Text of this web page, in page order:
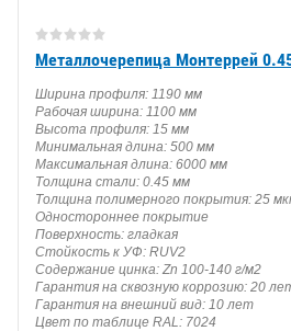
Металлочерепица Монтеррей
Ширина профиля: 1190 мм
Рабочая ширина: 1100 мм
Высота профиля: 15 мм
Минимальная длина: 500 мм
Максимальная длина: 6000 мм
Толщина стали: 0.45 мм
Толщина полимерного покрытия: 25
Одностороннее покрытие
Поверхность: гладкая
Стойкость к УФ: RUV2
Содержание цинка: Zn 100-140 г/м2
Гарантия на сквозную коррозию: 20
Гарантия на внешний вид: 10 лет
Цвет по таблице RAL: 7024